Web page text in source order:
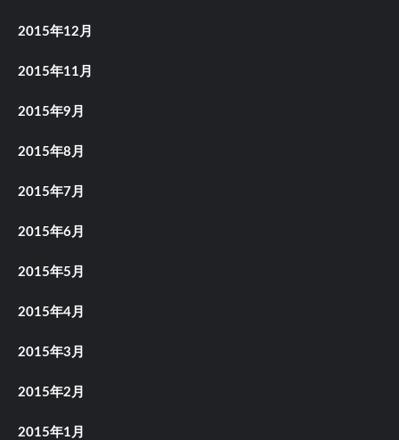
2015年12月
2015年11月
2015年9月
2015年8月
2015年7月
2015年6月
2015年5月
2015年4月
2015年3月
2015年2月
2015年1月